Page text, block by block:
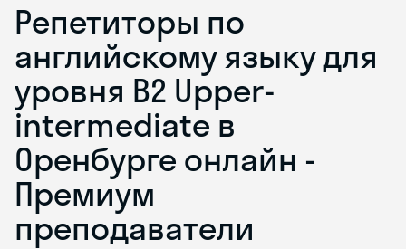
Репетиторы по
английскому языку для
уровня B2 Upper-
intermediate в
Оренбурге онлайн -
Премиум
преподаватели
Skyeng Chat